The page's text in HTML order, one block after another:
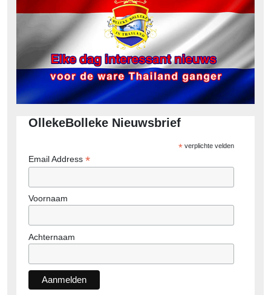
OllekeBolleke Nieuwsbrief
*verplichte velden
Email Address *
Voornaam
Achternaam